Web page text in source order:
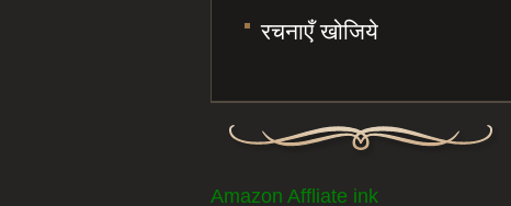
रचनाएँ खोजिये
Amazon Affliate ink